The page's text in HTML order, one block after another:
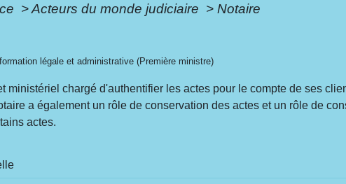
>Acteurs du monde judiciaire > Notaire
légale et administrative (Première ministre)
ministériel chargé d'authentifier les actes pour le compte de ses
a également un rôle de conservation des actes et un rôle de
actes.